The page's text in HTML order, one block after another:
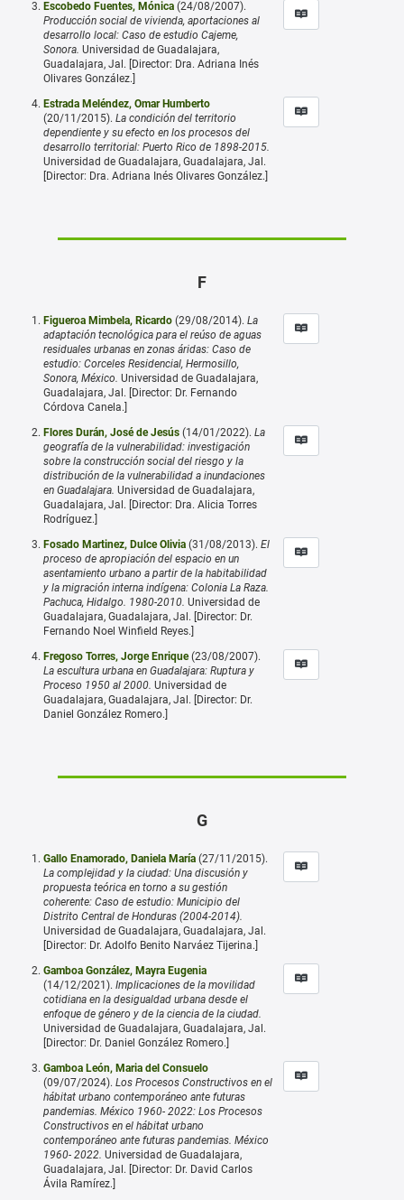
Escobedo Fuentes, Mónica (24/08/2007).
Producción social de vivienda, aportaciones al
desarrollo local: Caso de estudio Cajeme,
Sonora. Universidad de Guadalajara,
Guadalajara, Jal. [Director: Dra. Adriana Inés
Olivares González.]
Estrada Meléndez, Omar Humberto
(20/11/2015). La condición del territorio
dependiente y su efecto en los procesos del
desarrollo territorial: Puerto Rico de 1898-2015.
Universidad de Guadalajara, Guadalajara, Jal.
[Director: Dra. Adriana Inés Olivares González.]
F
Figueroa Mimbela, Ricardo (29/08/2014). La
adaptación tecnológica para el reúso de aguas
residuales urbanas en zonas áridas: Caso de
estudio: Corceles Residencial, Hermosillo,
Sonora, México. Universidad de Guadalajara,
Guadalajara, Jal. [Director: Dr. Fernando
Córdova Canela.]
Flores Durán, José de Jesús (14/01/2022). La
geografía de la vulnerabilidad: investigación
sobre la construcción social del riesgo y la
distribución de la vulnerabilidad a inundaciones
en Guadalajara. Universidad de Guadalajara,
Guadalajara, Jal. [Director: Dra. Alicia Torres
Rodríguez.]
Fosado Martinez, Dulce Olivia (31/08/2013). El
proceso de apropiación del espacio en un
asentamiento urbano a partir de la habitabilidad
y la migración interna indígena: Colonia La Raza.
Pachuca, Hidalgo. 1980-2010. Universidad de
Guadalajara, Guadalajara, Jal. [Director: Dr.
Fernando Noel Winfield Reyes.]
Fregoso Torres, Jorge Enrique (23/08/2007).
La escultura urbana en Guadalajara: Ruptura y
Proceso 1950 al 2000. Universidad de
Guadalajara, Guadalajara, Jal. [Director: Dr.
Daniel González Romero.]
G
Gallo Enamorado, Daniela María (27/11/2015).
La complejidad y la ciudad: Una discusión y
propuesta teórica en torno a su gestión
coherente: Caso de estudio: Municipio del
Distrito Central de Honduras (2004-2014).
Universidad de Guadalajara, Guadalajara, Jal.
[Director: Dr. Adolfo Benito Narváez Tijerina.]
Gamboa González, Mayra Eugenia
(14/12/2021). Implicaciones de la movilidad
cotidiana en la desigualdad urbana desde el
enfoque de género y de la ciencia de la ciudad.
Universidad de Guadalajara, Guadalajara, Jal.
[Director: Dr. Daniel González Romero.]
Gamboa León, Maria del Consuelo
(09/07/2024). Los Procesos Constructivos en el
hábitat urbano contemporáneo ante futuras
pandemias. México 1960- 2022: Los Procesos
Constructivos en el hábitat urbano
contemporáneo ante futuras pandemias. México
1960- 2022. Universidad de Guadalajara,
Guadalajara, Jal. [Director: Dr. David Carlos
Ávila Ramírez.]